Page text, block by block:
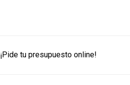
¡Pide tu presupuesto online!